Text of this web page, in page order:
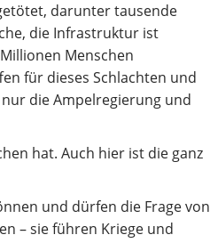
darunter tausende
die Infrastruktur ist
Menschen
für dieses Schlachten und
die Ampelregierung und
hat. Auch hier ist die ganz
und dürfen die Frage von
– sie führen Kriege und